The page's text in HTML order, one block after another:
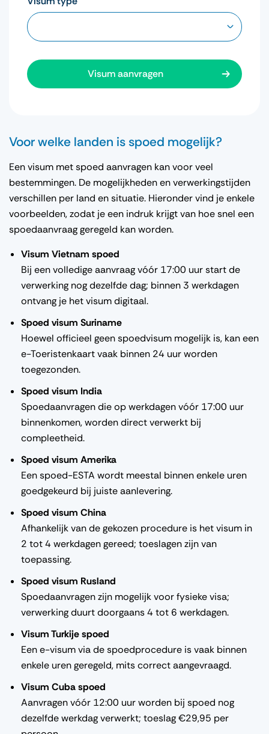
Visum aanvragen
Voor welke landen is spoed mogelijk?
Een visum met spoed aanvragen kan voor veel
bestemmingen. De mogelijkheden en verwerkingstijden
verschillen per land en situatie. Hieronder vind je enkele
voorbeelden, zodat je een indruk krijgt van hoe snel een
spoedaanvraag geregeld kan worden.
Visum Vietnam spoed
Bij een volledige aanvraag vóór 17:00 uur start de
verwerking nog dezelfde dag; binnen 3 werkdagen
ontvang je het visum digitaal.
Spoed visum Suriname
Hoewel officieel geen spoedvisum mogelijk is, kan een
e-Toeristenkaart vaak binnen 24 uur worden
toegezonden.
Spoed visum India
Spoedaanvragen die op werkdagen vóór 17:00 uur
binnenkomen, worden direct verwerkt bij
compleetheid.
Spoed visum Amerika
Een spoed-ESTA wordt meestal binnen enkele uren
goedgekeurd bij juiste aanlevering.
Spoed visum China
Afhankelijk van de gekozen procedure is het visum in
2 tot 4 werkdagen gereed; toeslagen zijn van
toepassing.
Spoed visum Rusland
Spoedaanvragen zijn mogelijk voor fysieke visa;
verwerking duurt doorgaans 4 tot 6 werkdagen.
Visum Turkije spoed
Een e-visum via de spoedprocedure is vaak binnen
enkele uren geregeld, mits correct aangevraagd.
Visum Cuba spoed
Aanvragen vóór 12:00 uur worden bij spoed nog
dezelfde werkdag verwerkt; toeslag €29,95 per